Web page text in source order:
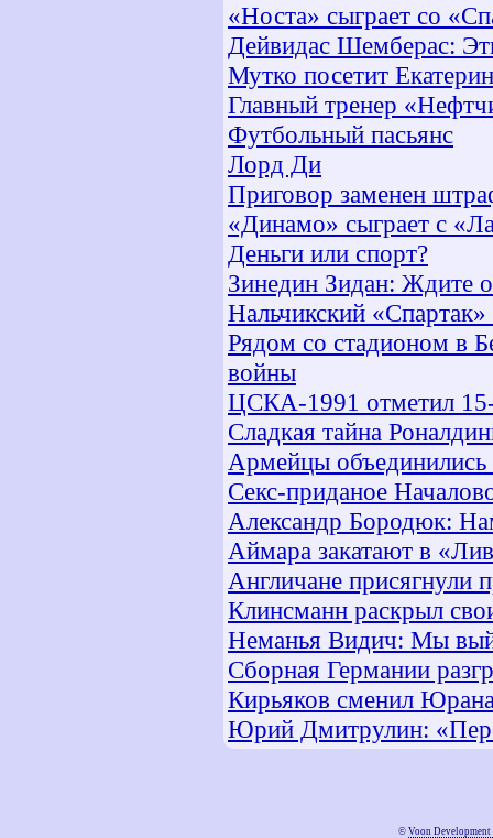
«Носта» сыграет со
Дейвидас Шемберас:
Мутко посетит
Главный тренер
Футбольный пасьянс
Лорд Ди
Приговор заменен
«Динамо» сыграет с
Деньги или спорт?
Зинедин Зидан: Ждите
Нальчикский
Рядом со стадионом в
войны
ЦСКА-1991 отметил 15-
Сладкая тайна
Армейцы
Секс-приданое
Александр Бородюк:
Аймара закатают в
Англичане присягнули
Клинсманн раскрыл
Неманья Видич: Мы
Сборная Германии
Кирьяков сменил
Юрий Дмитрулин:
© Voon Development